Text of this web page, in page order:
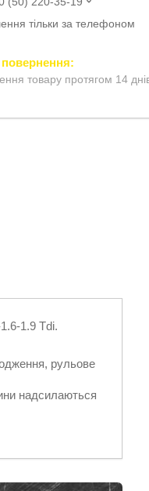
тільки за телефоном
товару протягом 14
1.9 Tdi.
рульове
надсилаються